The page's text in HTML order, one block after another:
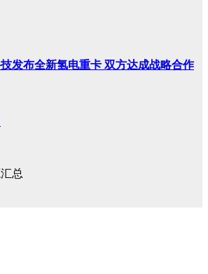
发布全新氢电重卡 双方达成战略合作
总